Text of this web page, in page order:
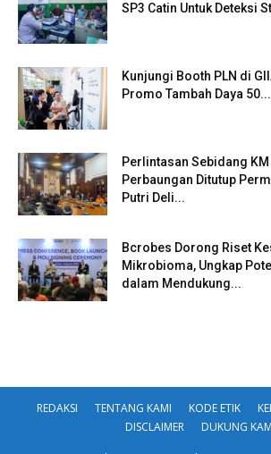
SP3 Catin Untuk Deteksi
Kunjungi Booth PLN di
Promo Tambah Daya 50...
Perlintasan Sebidang
Perbaungan Ditutup
Putri Deli...
Bcrobes Dorong Riset
Mikrobioma, Ungkap
dalam Mendukung...
REDAKSI TENTANG KAMI KODE ETIK
DISCLAIMER
DUKUNG